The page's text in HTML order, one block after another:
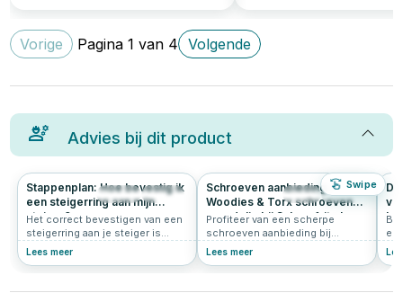
Vorige Pagina1 van 4 Volgende
Advies bij dit product
Swipe
342 4.9
Stappenplan: Hoe bevestig ik
een steigerring aan mijn
steiger?
Het correct bevestigen van een
steigerring aan je steiger is
essentieel voor een veilige
Lees meer
27 0.0
Schroeven aanbieding –
Woodies & Torx schroeven
voordelig bij Schroef-it.nl
Profiteer van een scherpe
schroeven aanbieding bij
Schroef-it. Ontdek Woodies
Lees meer
en